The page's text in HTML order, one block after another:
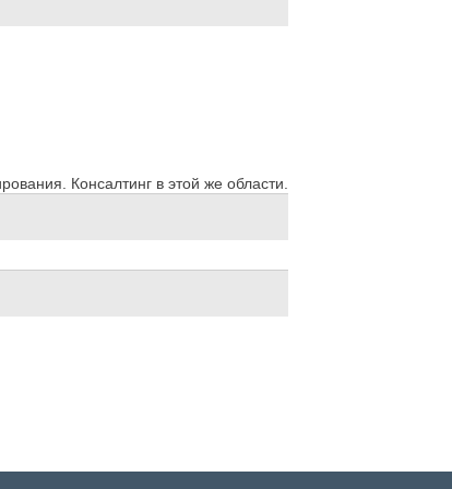
Консалтинг в этой же области.